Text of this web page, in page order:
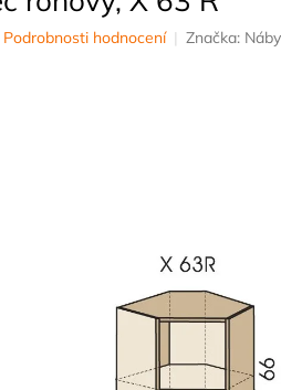
Podrobnosti hodnocení Značka: